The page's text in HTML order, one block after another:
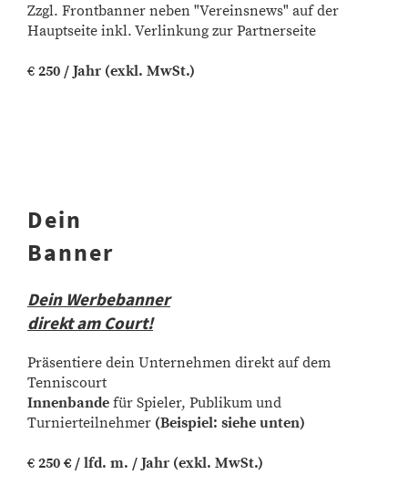
Zzgl. Frontbanner neben "Vereinsnews" auf der
Hauptseite inkl. Verlinkung zur Partnerseite
€ 250 / Jahr (exkl. MwSt.)
Dein
Banner
Dein Werbebanner
direkt am Court!
Präsentiere dein Unternehmen direkt auf dem
Tenniscourt
Innenbande für Spieler, Publikum und
Turnierteilnehmer (Beispiel: siehe unten)
€ 250 € / lfd. m. / Jahr (exkl. MwSt.)